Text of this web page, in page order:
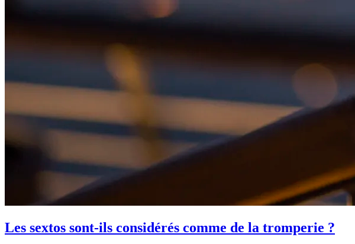
Les sextos sont-ils considérés comme de la tromperie ?